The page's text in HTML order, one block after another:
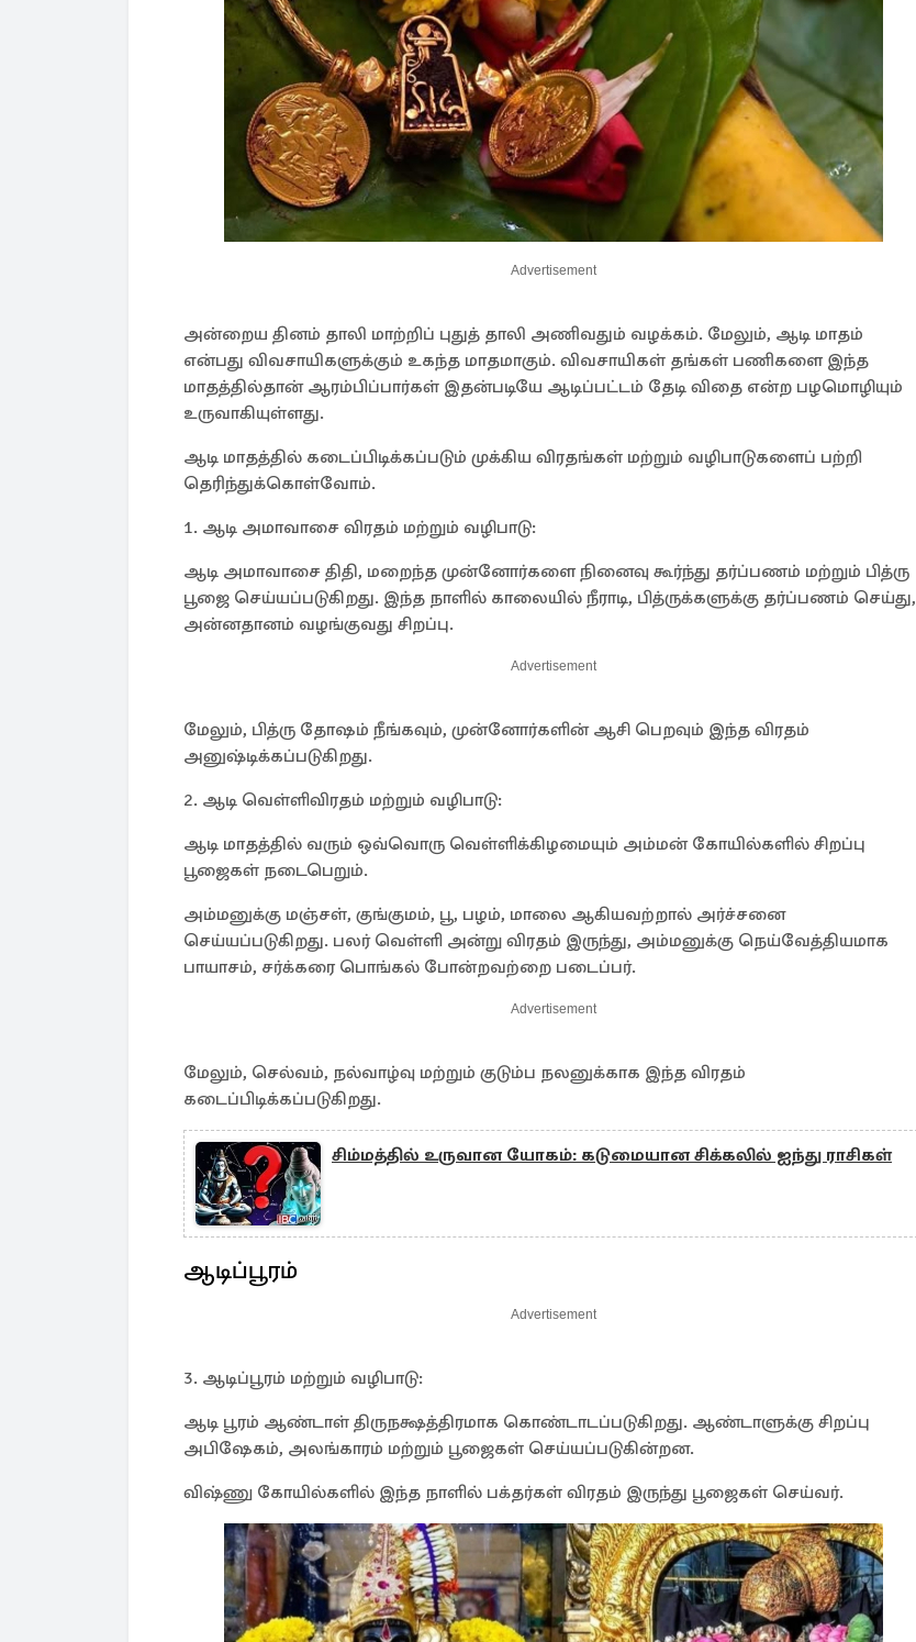
Advertisement
அன்றைய தினம் தாலி மாற்றிப் புதுத் தாலி அணிவதும் வழக்கம். மேலும், ஆடி மாதம்
என்பது விவசாயிகளுக்கும் உகந்த மாதமாகும். விவசாயிகள் தங்கள் பணிகளை இந்த
மாதத்தில்தான் ஆரம்பிப்பார்கள் இதன்படியே ஆடிப்பட்டம் தேடி விதை என்ற பழமொழியும்
உருவாகியுள்ளது.
ஆடி மாதத்தில் கடைப்பிடிக்கப்படும் முக்கிய விரதங்கள் மற்றும் வழிபாடுகளைப் பற்றி
தெரிந்துக்கொள்வோம்.
1. ஆடி அமாவாசை விரதம் மற்றும் வழிபாடு:
ஆடி அமாவாசை திதி, மறைந்த முன்னோர்களை நினைவு கூர்ந்து தர்ப்பணம் மற்றும் பித்ரு
பூஜை செய்யப்படுகிறது. இந்த நாளில் காலையில் நீராடி, பித்ருக்களுக்கு தர்ப்பணம் செய்து,
அன்னதானம் வழங்குவது சிறப்பு.
Advertisement
மேலும், பித்ரு தோஷம் நீங்கவும், முன்னோர்களின் ஆசி பெறவும் இந்த விரதம்
அனுஷ்டிக்கப்படுகிறது.
2. ஆடி வெள்ளிவிரதம் மற்றும் வழிபாடு:
ஆடி மாதத்தில் வரும் ஒவ்வொரு வெள்ளிக்கிழமையும் அம்மன் கோயில்களில் சிறப்பு
பூஜைகள் நடைபெறும்.
அம்மனுக்கு மஞ்சள், குங்குமம், பூ, பழம், மாலை ஆகியவற்றால் அர்ச்சனை
செய்யப்படுகிறது. பலர் வெள்ளி அன்று விரதம் இருந்து, அம்மனுக்கு நெய்வேத்தியமாக
பாயாசம், சர்க்கரை பொங்கல் போன்றவற்றை படைப்பர்.
Advertisement
மேலும், செல்வம், நல்வாழ்வு மற்றும் குடும்ப நலனுக்காக இந்த விரதம்
கடைப்பிடிக்கப்படுகிறது.
சிம்மத்தில் உருவான யோகம்: கடுமையான சிக்கலில் ஐந்து ராசிகள்
ஆடிப்பூரம்
Advertisement
3. ஆடிப்பூரம் மற்றும் வழிபாடு:
ஆடி பூரம் ஆண்டாள் திருநக்ஷத்திரமாக கொண்டாடப்படுகிறது. ஆண்டாளுக்கு சிறப்பு
அபிஷேகம், அலங்காரம் மற்றும் பூஜைகள் செய்யப்படுகின்றன.
விஷ்ணு கோயில்களில் இந்த நாளில் பக்தர்கள் விரதம் இருந்து பூஜைகள் செய்வர்.